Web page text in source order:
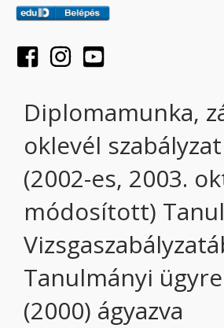
Diplomamunka,
oklevél
(2002-es, 2003.
módosított)
Tanulmányi
(2000) ágyazva